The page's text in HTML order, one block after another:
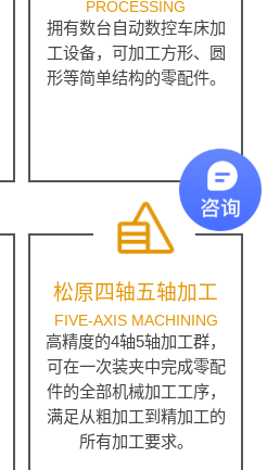
PROCESSING
拥有数台自动数控车床加
工设备，可加工方形、圆
形等简单结构的零配件。
松原四轴五轴加工
FIVE-AXIS MACHINING
高精度的4轴5轴加工群，
可在一次装夹中完成零配
件的全部机械加工工序，
满足从粗加工到精加工的
所有加工要求。